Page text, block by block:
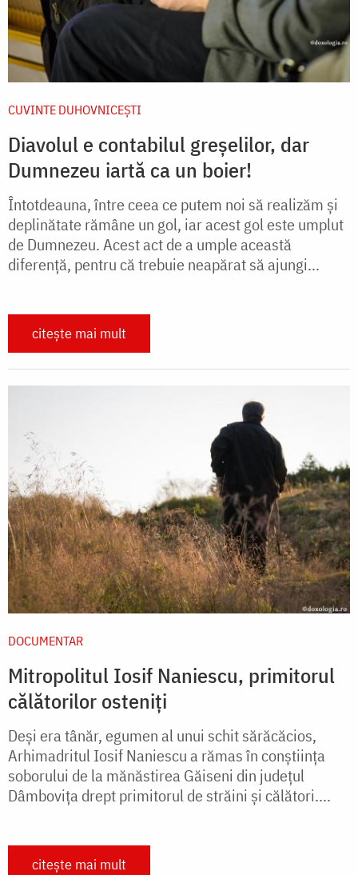
CUVINTE DUHOVNICEȘTI
Diavolul e contabilul greșelilor, dar
Dumnezeu iartă ca un boier!
Întotdeauna, între ceea ce putem noi să realizăm și
deplinătate rămâne un gol, iar acest gol este umplut
de Dumnezeu. Acest act de a umple această
diferență, pentru că trebuie neapărat să ajungi...
citește mai mult
DOCUMENTAR
Mitropolitul Iosif Naniescu, primitorul
călătorilor osteniți
Deşi era tânăr, egumen al unui schit sărăcăcios,
Arhimadritul Iosif Naniescu a rămas în conştiinţa
soborului de la mănăstirea Găiseni din judeţul
Dâmboviţa drept primitorul de străini şi călători....
citește mai mult